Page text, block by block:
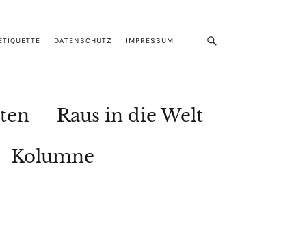
DATENSCHUTZ IMPRESSUM
Raus in die Welt
Kolumne